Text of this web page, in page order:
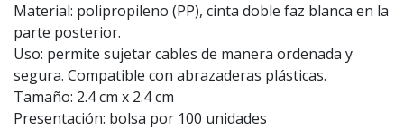
Material: polipropileno (PP), cinta doble faz blanca en la
parte posterior.
Uso: permite sujetar cables de manera ordenada y
segura. Compatible con abrazaderas plásticas.
Tamaño: 2.4 cm x 2.4 cm
Presentación: bolsa por 100 unidades